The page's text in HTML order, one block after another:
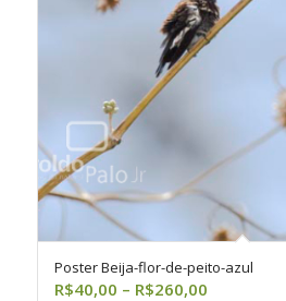
Poster Beija-flor-de-peito-azul
R$40,00 – R$260,00Faixa